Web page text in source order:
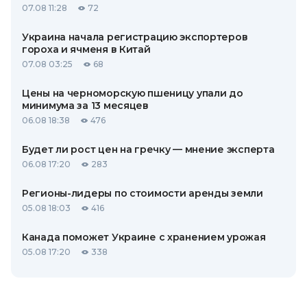
07.08 11:28 72
Украина начала регистрацию экспортеров
гороха и ячменя в Китай
07.08 03:25 68
Цены на черноморскую пшеницу упали до
минимума за 13 месяцев
06.08 18:38 476
Будет ли рост цен на гречку — мнение эксперта
06.08 17:20 283
Регионы-лидеры по стоимости аренды земли
05.08 18:03 416
Канада поможет Украине с хранением урожая
05.08 17:20 338